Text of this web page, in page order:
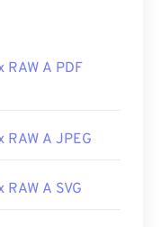
RAW A PDF
RAW A JPEG
RAW A SVG